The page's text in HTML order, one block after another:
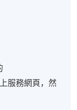
服務網頁，然